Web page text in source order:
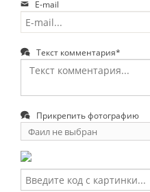
E-mail
Текст комментария*
Прикрепить фотографию
Фаил не выбран